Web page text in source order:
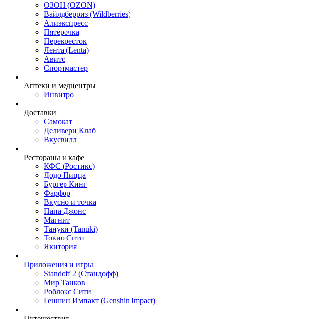
ОЗОН (OZON)
Вайлдберриз (Wildberries)
Алиэкспресс
Пятерочка
Перекресток
Лента (Lenta)
Авито
Спортмастер
Аптеки и медцентры
Инвитро
Доставки
Самокат
Деливери Клаб
Вкусвилл
Рестораны и кафе
КФС (Ростикс)
Додо Пицца
Бургер Кинг
Фарфор
Вкусно и точка
Папа Джонс
Магнит
Тануки (Tanuki)
Токио Сити
Якитория
Приложения и игры
Standoff 2 (Стандофф)
Мир Танков
Роблокс Сити
Геншин Импакт (Genshin Impact)